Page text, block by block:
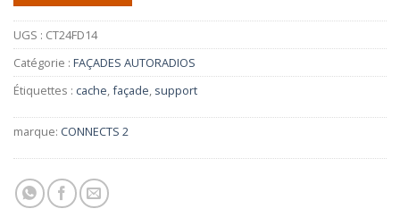
UGS : CT24FD14
Catégorie : FAÇADES AUTORADIOS
Étiquettes : cache façade support
marque: CONNECTS 2